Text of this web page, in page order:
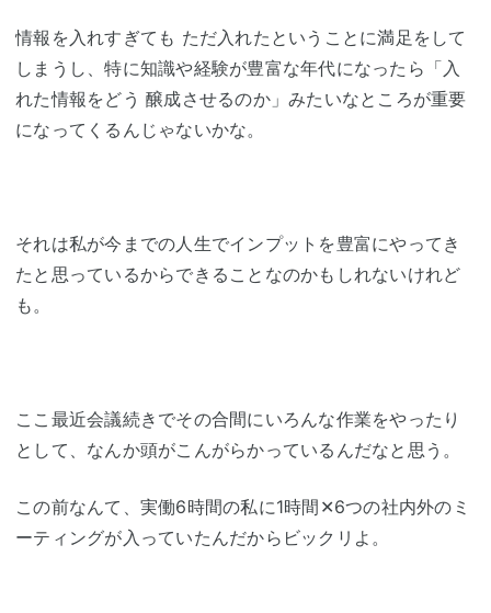
情報を入れすぎても ただ入れたということに満足をして
しまうし、特に知識や経験が豊富な年代になったら「入
れた情報をどう 醸成させるのか」みたいなところが重要
になってくるんじゃないかな。
それは私が今までの人生でインプットを豊富にやってき
たと思っているからできることなのかもしれないけれど
も。
ここ最近会議続きでその合間にいろんな作業をやったり
として、なんか頭がこんがらかっているんだなと思う。
この前なんて、実働6時間の私に1時間✕6つの社内外のミ
ーティングが入っていたんだからビックリよ。